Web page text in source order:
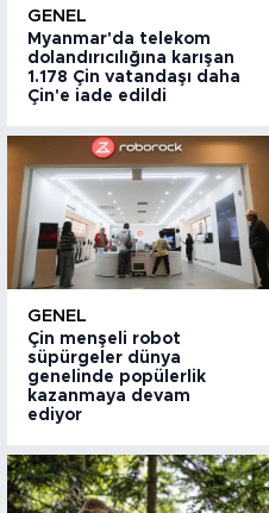
GENEL
Myanmar'da telekom
dolandırıcılığına karışan
1.178 Çin vatandaşı daha
Çin'e iade edildi
GENEL
Çin menşeli robot
süpürgeler dünya
genelinde popülerlik
kazanmaya devam
ediyor